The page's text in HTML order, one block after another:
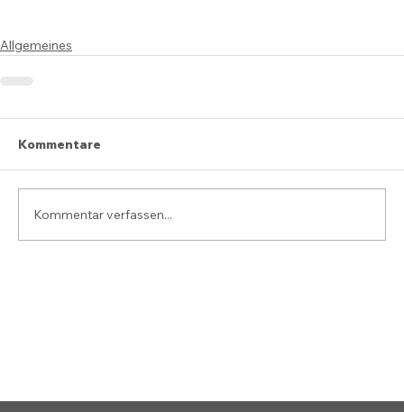
Allgemeines
Kommentare
Kommentar verfassen...